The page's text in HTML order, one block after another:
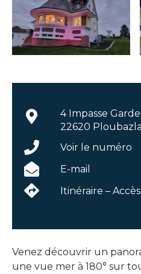
Venez découvrir un
une vue mer à 180° sur
4 Impasse
22620
Voir le numéro
E-mail
Itinéraire – Accès